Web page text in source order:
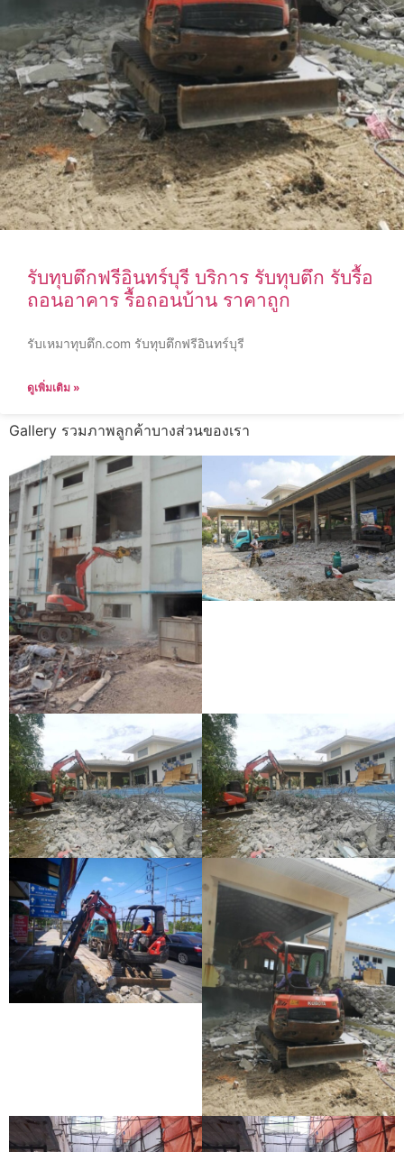
รับทุบตึกฟรีอินทร์บุรี บริการ รับทุบตึก รับรื้อ
ถอนอาคาร รื้อถอนบ้าน ราคาถูก
รับเหมาทุบตึก.com รับทุบตึกฟรีอินทร์บุรี
ดูเพิ่มเติม »
Gallery รวมภาพลูกค้าบางส่วนของเรา